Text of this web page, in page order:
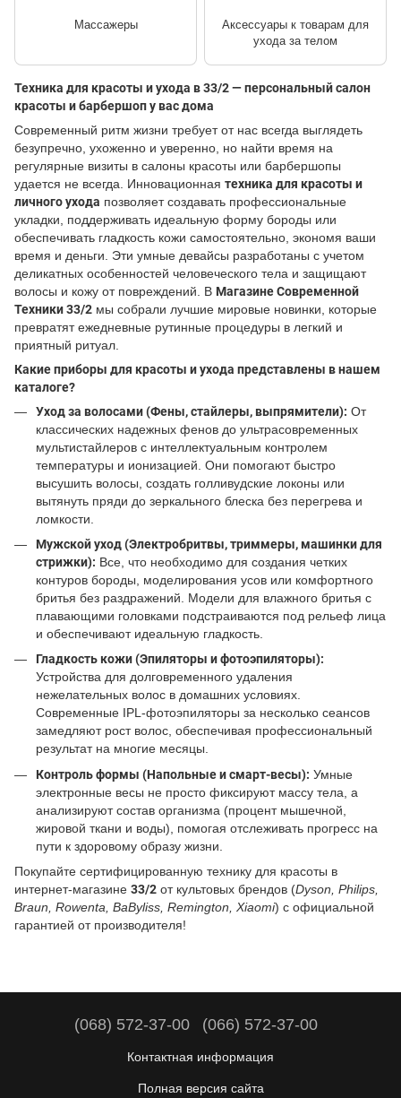
Техника для красоты и ухода в 33/2 — персональный салон
красоты и барбершоп у вас дома
Современный ритм жизни требует от нас всегда выглядеть
безупречно, ухоженно и уверенно, но найти время на
регулярные визиты в салоны красоты или барбершопы
удается не всегда. Инновационная техника для красоты и
личного ухода позволяет создавать профессиональные
укладки, поддерживать идеальную форму бороды или
обеспечивать гладкость кожи самостоятельно, экономя ваши
время и деньги. Эти умные девайсы разработаны с учетом
деликатных особенностей человеческого тела и защищают
волосы и кожу от повреждений. В Магазине Современной
Техники 33/2 мы собрали лучшие мировые новинки, которые
превратят ежедневные рутинные процедуры в легкий и
приятный ритуал.
Какие приборы для красоты и ухода представлены в нашем
каталоге?
Уход за волосами (Фены, стайлеры, выпрямители): От
классических надежных фенов до ультрасовременных
мультистайлеров с интеллектуальным контролем
температуры и ионизацией. Они помогают быстро
высушить волосы, создать голливудские локоны или
вытянуть пряди до зеркального блеска без перегрева и
ломкости.
Мужской уход (Электробритвы, триммеры, машинки для
стрижки): Все, что необходимо для создания четких
контуров бороды, моделирования усов или комфортного
бритья без раздражений. Модели для влажного бритья с
плавающими головками подстраиваются под рельеф лица
и обеспечивают идеальную гладкость.
Гладкость кожи (Эпиляторы и фотоэпиляторы):
Устройства для долговременного удаления
нежелательных волос в домашних условиях.
Современные IPL-фотоэпиляторы за несколько сеансов
замедляют рост волос, обеспечивая профессиональный
результат на многие месяцы.
Контроль формы (Напольные и смарт-весы): Умные
электронные весы не просто фиксируют массу тела, а
анализируют состав организма (процент мышечной,
жировой ткани и воды), помогая отслеживать прогресс на
пути к здоровому образу жизни.
Покупайте сертифицированную технику для красоты в
интернет-магазине 33/2 от культовых брендов (Dyson, Philips,
Braun, Rowenta, BaByliss, Remington, Xiaomi) с официальной
гарантией от производителя!
Массажеры
Аксессуары к товарам для
ухода за телом
(068) 572-37-00 (066) 572-37-00
Контактная информация
Полная версия сайта